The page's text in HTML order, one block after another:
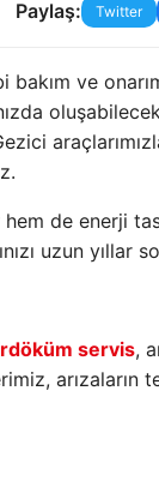
Paylaş: Twitter
ve
hem de
uzun yıllar
servis,
arızaların